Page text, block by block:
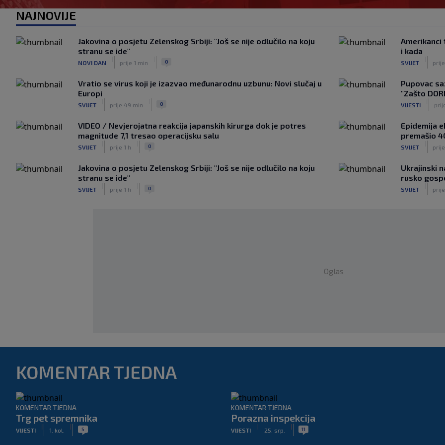
NAJNOVIJE
Jakovina o posjetu Zelenskog Srbiji: "Još se nije odlučilo na koju
stranu se ide"
NOVI DAN prije 1 min 0
Amerikanci
i kada
SVIJET
Vratio se virus koji je izazvao međunarodnu uzbunu: Novi slučaj u
Europi
SVIJET prije 49 min 0
Pupovac
"Zašto
VIJESTI
VIDEO / Nevjerojatna reakcija japanskih kirurga dok je potres
magnitude 7,1 tresao operacijsku salu
SVIJET prije 1 h 0
Epidemija
premašio
SVIJET
Jakovina o posjetu Zelenskog Srbiji: "Još se nije odlučilo na koju
stranu se ide"
SVIJET prije 1 h 0
Ukrajinski
rusko
SVIJET
Oglas
KOMENTAR TJEDNA
KOMENTAR TJEDNA
Trg pet spremnika
VIJESTI
|
1. kol.
| 5
KOMENTAR TJEDNA
Porazna inspekcija
VIJESTI
|
25. srp.
| 11